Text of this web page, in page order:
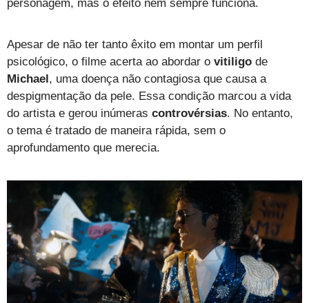
personagem, mas o efeito nem sempre funciona.
Apesar de não ter tanto êxito em montar um perfil
psicológico, o filme acerta ao abordar o vitiligo de
Michael , uma doença não contagiosa que causa a
despigmentação da pele. Essa condição marcou a vida
do artista e gerou inúmeras controvérsias. No entanto,
o tema é tratado de maneira rápida, sem o
aprofundamento que merecia.